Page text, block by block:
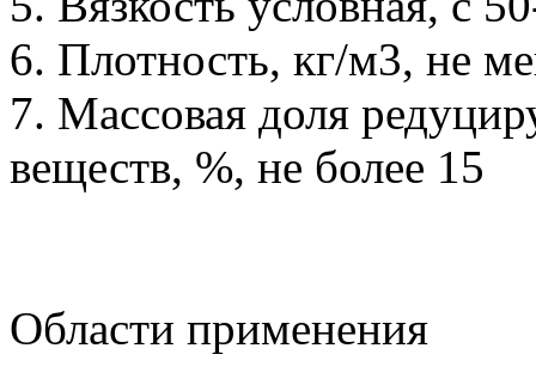
6. Плотность, кг/м3, не
7. Массовая доля
веществ, %, не более 15
Области применения